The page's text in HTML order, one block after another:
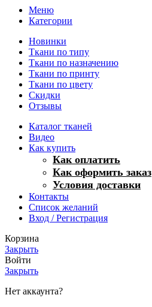
Меню
Категории
Новинки
Ткани по типу
Ткани по назначению
Ткани по принту
Ткани по цвету
Скидки
Отзывы
Каталог тканей
Видео
Как купить
Как оплатить
Как оформить заказ
Условия доставки
Контакты
Список желаний
Вход / Регистрация
Корзина
Закрыть
Войти
Закрыть
Нет аккаунта?